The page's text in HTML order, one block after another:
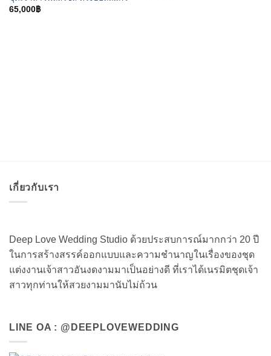
65,000฿
เกี่ยวกับเรา
Deep Love Wedding Studio ด้วยประสบการณ์มากกว่า 20 ปี
ในการสร้างสรรค์ออกแบบและความชำนาญในเรื่องของชุด
แต่งงานเจ้าสาวอันงดงามมาเป็นอย่างดี ที่เราได้เนรมิตชุดเจ้า
สาวทุกท่านให้สวยงามมานับไม่ถ้วน
LINE OA : @DEEPLOVEWEDDING